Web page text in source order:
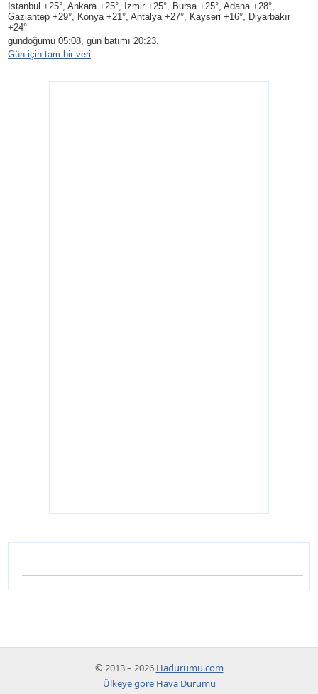
Istanbul +25°, Ankara +25°, Izmir +25°, Bursa +25°, Adana +28°,
Gaziantep +29°, Konya +21°, Antalya +27°, Kayseri +16°, Diyarbakır
+24°
gündoğumu 05:08, gün batımı 20:23.
Gün için tam bir veri.
© 2013 – 2026 Hadurumu.com
Ülkeye göre Hava Durumu